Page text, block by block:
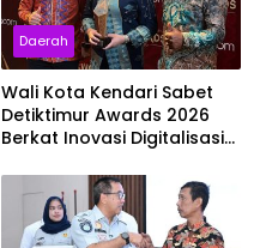
Daerah
Wali Kota Kendari Sabet
Detiktimur Awards 2026
Berkat Inovasi Digitalisasi